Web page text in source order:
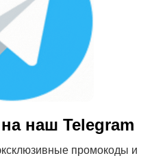
Нажимая кнопку «Отправить»,
вы соглашаетесь с
обработки персональных
данных
согласие на
получение информационной и
рекламной рассылки
наш Telegram
промокоды и